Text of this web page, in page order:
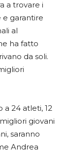
a trovare i
garantire
al
ha fatto
da soli.
24 atleti, 12
giovani
saranno
Andrea